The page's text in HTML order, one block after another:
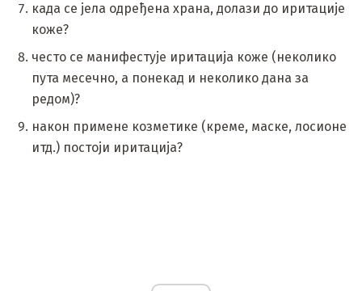
када се јела одређена храна, долази до иритације
коже?
често се манифестује иритација коже (неколико
пута месечно, а понекад и неколико дана за
редом)?
након примене козметике (креме, маске, лосионе
итд.) постоји иритација?